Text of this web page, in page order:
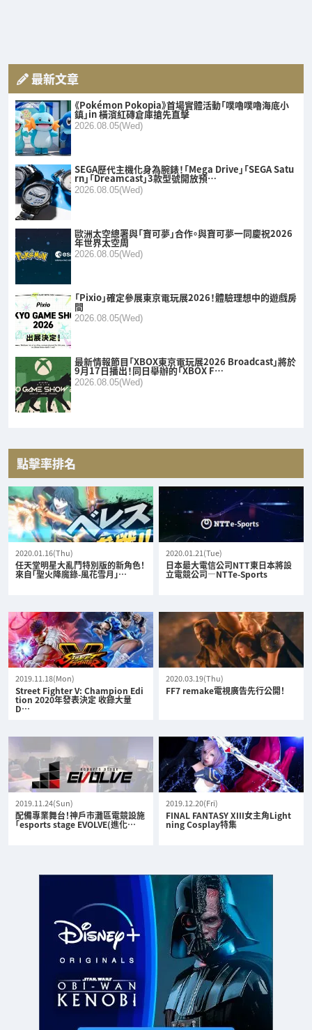
最新文章
《Pokémon Pokopia》首場實體活動「噗嚕噗嚕海底小
鎮」in 橫濱紅磚倉庫搶先直擊
2026.08.05(Wed)
SEGA歷代主機化身為腕錶！「Mega Drive」「SEGA Satu
rn」「Dreamcast」3款型號開放預…
2026.08.05(Wed)
歐洲太空總署與「寶可夢」合作。與寶可夢一同慶祝2026
年世界太空周
2026.08.05(Wed)
「Pixio」確定參展東京電玩展2026！體驗理想中的遊戲房
間
2026.08.05(Wed)
最新情報節目「XBOX東京電玩展2026 Broadcast」將於
9月17日播出！同日舉辦的「XBOX F…
2026.08.05(Wed)
點擊率排名
2020.01.16(Thu)
任天堂明星大亂鬥特別版的新角色！
來自「聖火降魔錄-風花雪月」…
2020.01.21(Tue)
日本最大電信公司NTT東日本將設
立電競公司—NTTe-Sports
2019.11.18(Mon)
Street Fighter V: Champion Edi
tion 2020年發表決定 收錄大量
D…
2020.03.19(Thu)
FF7 remake電視廣告先行公開！
2019.11.24(Sun)
配備專業舞台！神戶市灘區電競設施
「esports stage EVOLVE(進化…
2019.12.20(Fri)
FINAL FANTASY XIII女主角Light
ning Cosplay特集